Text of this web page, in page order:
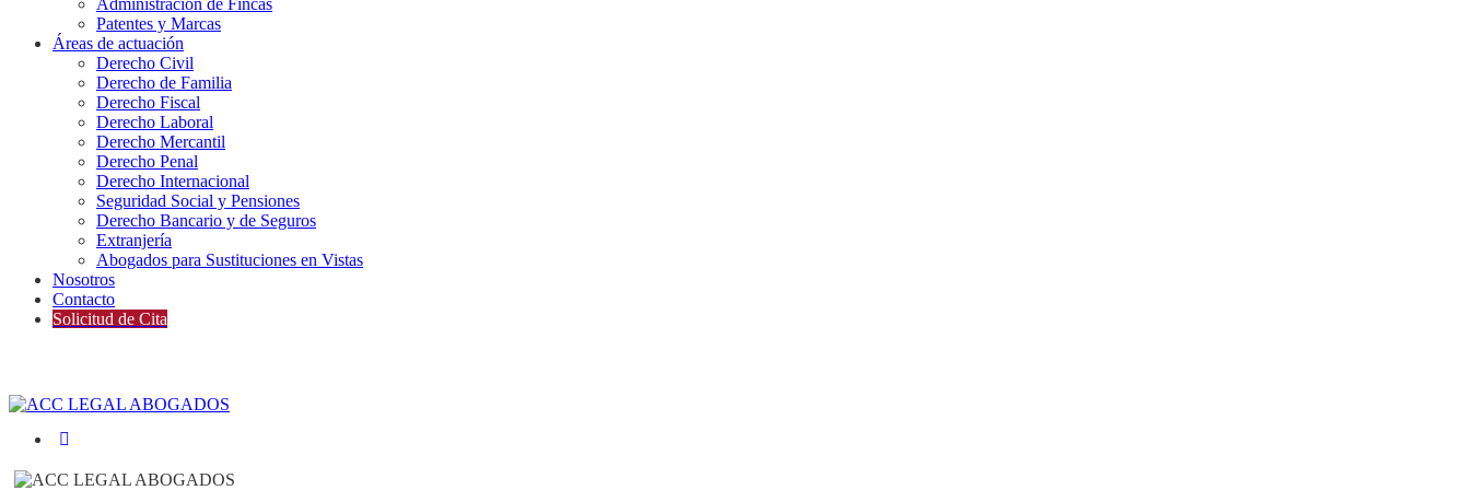
Administración de Fincas
Patentes y Marcas
Áreas de actuación
Derecho Civil
Derecho de Familia
Derecho Fiscal
Derecho Laboral
Derecho Mercantil
Derecho Penal
Derecho Internacional
Seguridad Social y Pensiones
Derecho Bancario y de Seguros
Extranjería
Abogados para Sustituciones en Vistas
Nosotros
Contacto
Solicitud de Cita